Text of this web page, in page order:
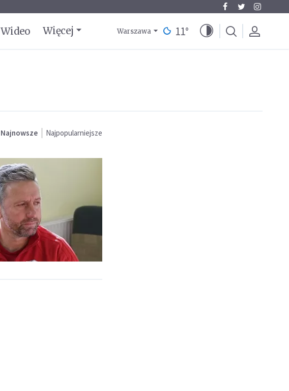
Wideo Więcej Warszawa 11°
Najnowsze Najpopularniejsze